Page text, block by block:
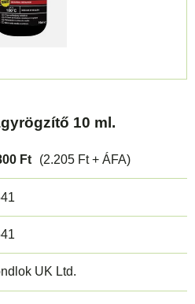
10 ml.
Ft (2.205 Ft + ÁFA)
UK Ltd.